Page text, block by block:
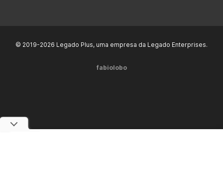
© 2019-2026 Legado Plus, uma empresa da Legado Enterprises.
fabiolobo